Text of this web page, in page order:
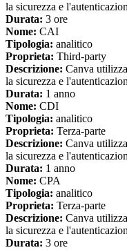
la sicurezza e
Durata: 3 ore
Nome: CAI
Tipologia: analitico
Proprieta: Third-party
Descrizione: Canva
la sicurezza e
Durata: 1 anno
Nome: CDI
Tipologia: analitico
Proprieta: Terza-parte
Descrizione: Canva
la sicurezza e
Durata: 1 anno
Nome: CPA
Tipologia: analitico
Proprieta: Terza-parte
Descrizione: Canva
la sicurezza e
Durata: 3 ore